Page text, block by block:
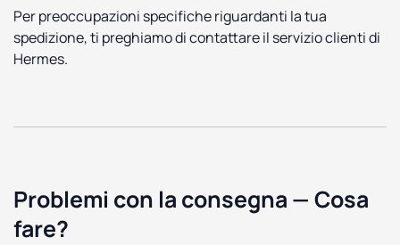
Per preoccupazioni specifiche riguardanti la tua
spedizione, ti preghiamo di contattare il servizio clienti di
Hermes.
Problemi con la consegna — Cosa
fare?